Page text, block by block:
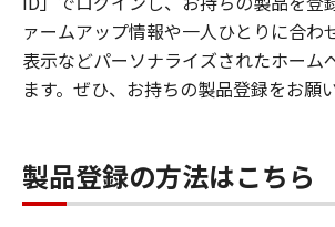
ァームアップ情報や一人ひとりに合わ
表示などパーソナライズされたホーム
ます。ぜひ、お持ちの製品登録をお願
製品登録の方法はこちら